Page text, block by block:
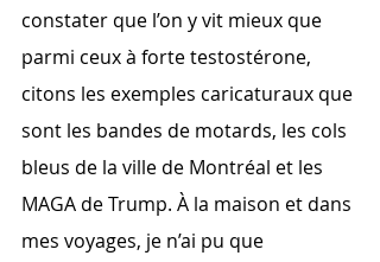
constater que l’on y vit mieux que
parmi ceux à forte testostérone,
citons les exemples caricaturaux que
sont les bandes de motards, les cols
bleus de la ville de Montréal et les
MAGA de Trump. À la maison et dans
mes voyages, je n’ai pu que